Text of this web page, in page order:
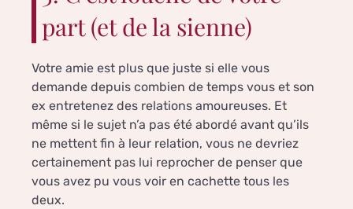
part (et de la sienne)
Votre amie est plus que juste si elle vous
demande depuis combien de temps vous et son
ex entretenez des relations amoureuses. Et
même si le sujet n’a pas été abordé avant qu’ils
ne mettent fin à leur relation, vous ne devriez
certainement pas lui reprocher de penser que
vous avez pu vous voir en cachette tous les
deux.